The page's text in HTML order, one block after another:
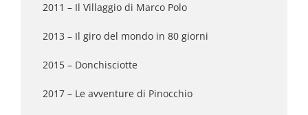
2011 – Il Villaggio di Marco Polo
2013 – Il giro del mondo in 80 giorni
2015 – Donchisciotte
2017 – Le avventure di Pinocchio